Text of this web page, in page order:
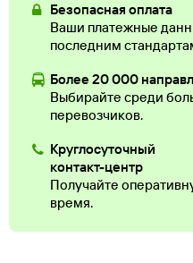
Безопасная оплата
Ваши платежные
последним
Более 20 000
Выбирайте среди
перевозчиков.
Круглосуточный
контакт-центр
Получайте
время.